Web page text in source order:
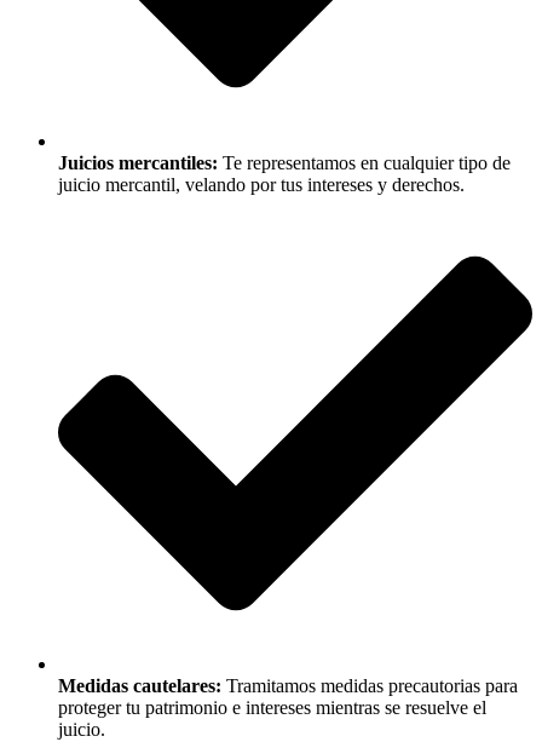
Juicios mercantiles: Te representamos en cualquier tipo de
juicio mercantil, velando por tus intereses y derechos.
Medidas cautelares: Tramitamos medidas precautorias para
proteger tu patrimonio e intereses mientras se resuelve el
juicio.